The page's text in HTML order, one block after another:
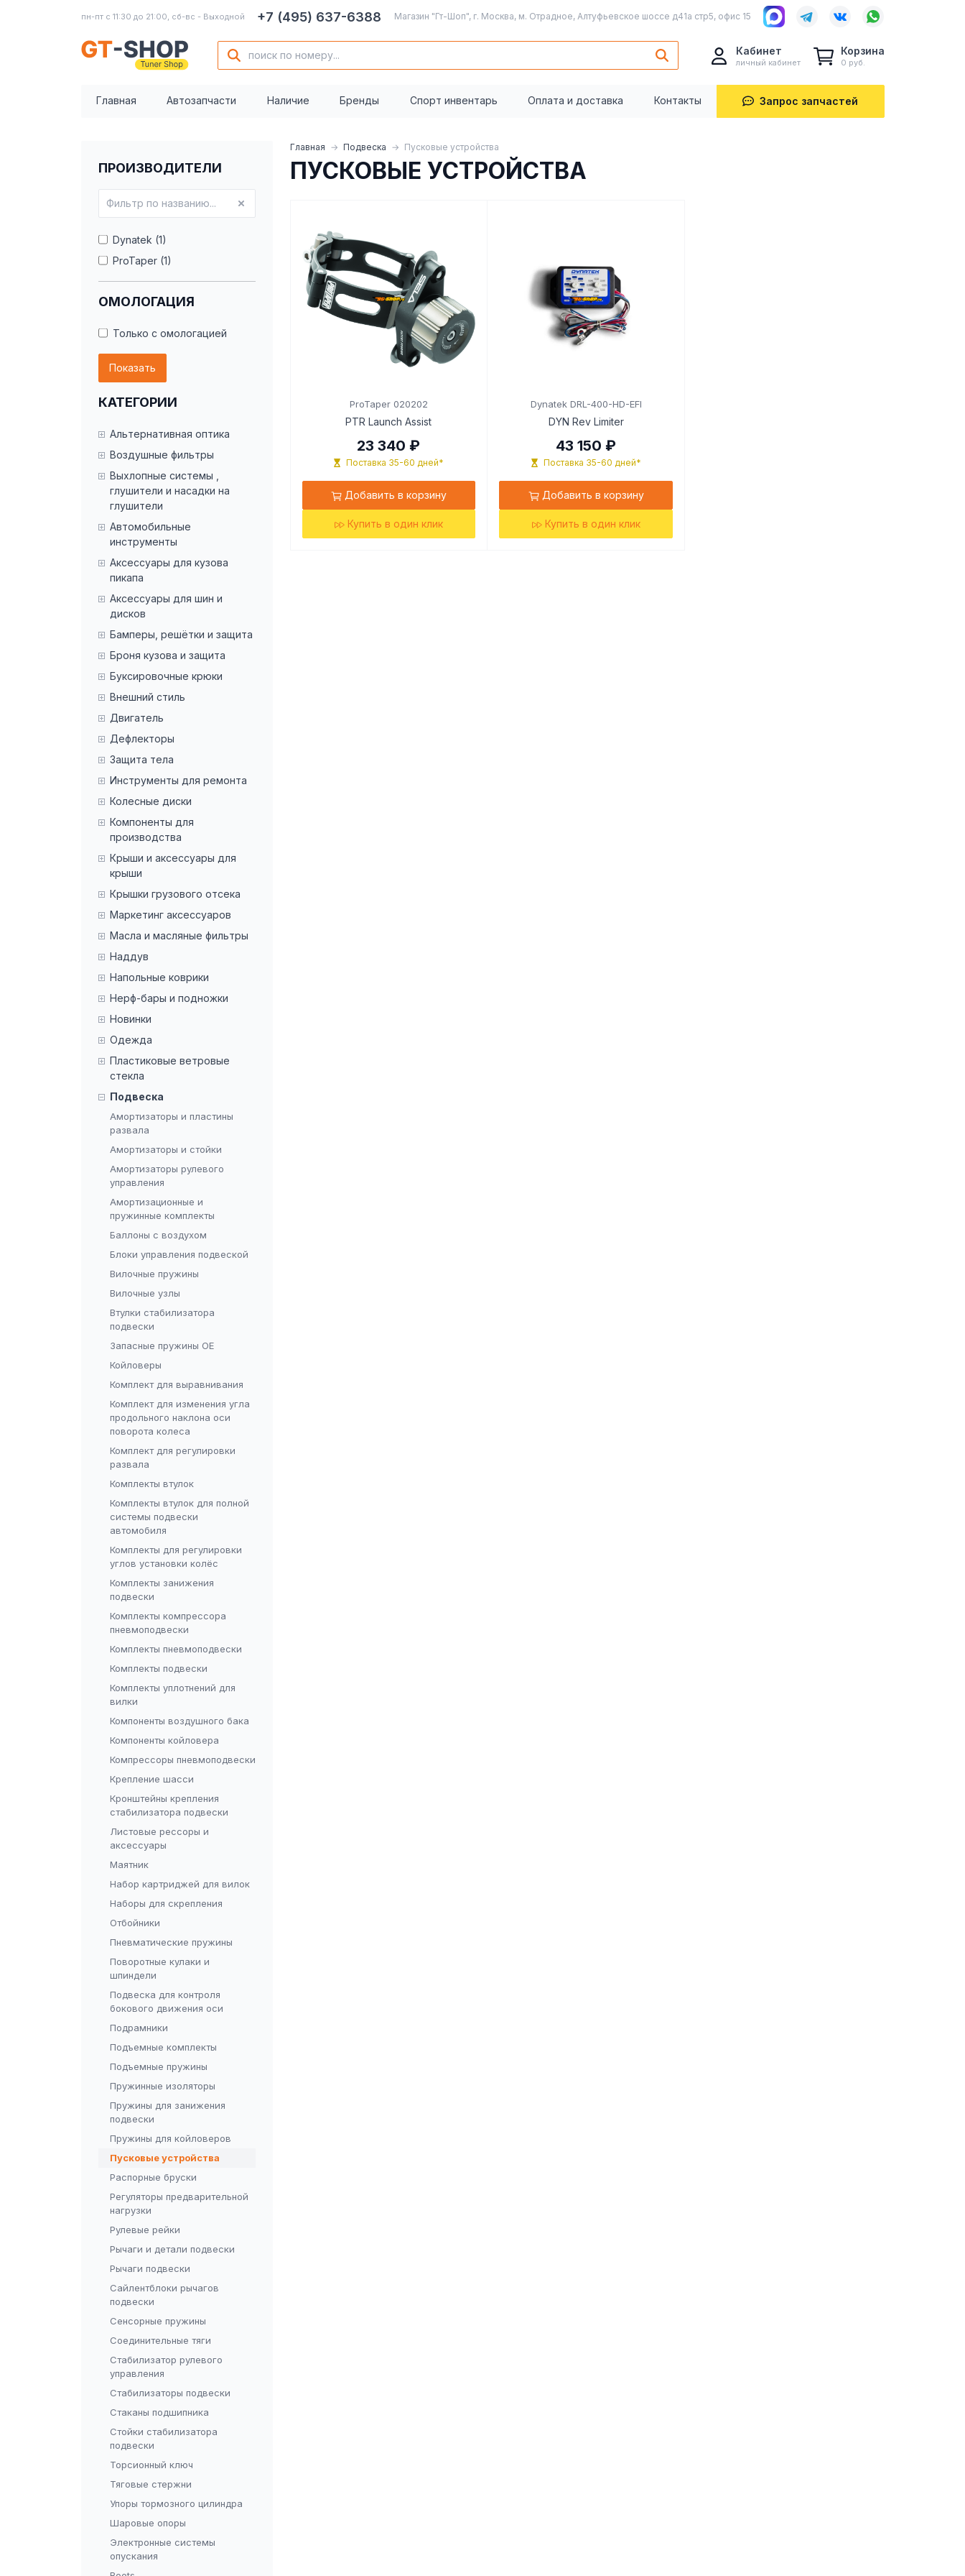
пн-пт с 11:30 до 21:00, сб-вс - Выходной +7 (495) 637-6388 Магазин "Гт-Шоп", г. Москва, м. Отрадное, Алтуфьевское шоссе д41а стр5, офис 15
Кабинет
личный кабинет
Корзина
0 руб.
Главная Автозапчасти Наличие Бренды Спорт инвентарь Оплата и доставка Контакты Запрос запчастей
ПРОИЗВОДИТЕЛИ
Dynatek (1)
ProTaper (1)
ОМОЛОГАЦИЯ
Только с омологацией
Показать
КАТЕГОРИИ
Альтернативная оптика
Воздушные фильтры
Выхлопные системы ,
глушители и насадки на
глушители
Автомобильные
инструменты
Аксессуары для кузова
пикапа
Аксессуары для шин и
дисков
Бамперы, решётки и защита
Броня кузова и защита
Буксировочные крюки
Внешний стиль
Двигатель
Дефлекторы
Защита тела
Инструменты для ремонта
Колесные диски
Компоненты для
производства
Крыши и аксессуары для
крыши
Крышки грузового отсека
Маркетинг аксессуаров
Масла и масляные фильтры
Наддув
Напольные коврики
Нерф-бары и подножки
Новинки
Одежда
Пластиковые ветровые
стекла
Подвеска
Амортизаторы и пластины
развала
Амортизаторы и стойки
Амортизаторы рулевого
управления
Амортизационные и
пружинные комплекты
Баллоны с воздухом
Блоки управления подвеской
Вилочные пружины
Вилочные узлы
Втулки стабилизатора
подвески
Запасные пружины OE
Койловеры
Комплект для выравнивания
Комплект для изменения угла
продольного наклона оси
поворота колеса
Комплект для регулировки
развала
Комплекты втулок
Комплекты втулок для полной
системы подвески
автомобиля
Комплекты для регулировки
углов установки колёс
Комплекты занижения
подвески
Комплекты компрессора
пневмоподвески
Комплекты пневмоподвески
Комплекты подвески
Комплекты уплотнений для
вилки
Компоненты воздушного бака
Компоненты койловера
Компрессоры пневмоподвески
Крепление шасси
Кронштейны крепления
стабилизатора подвески
Листовые рессоры и
аксессуары
Маятник
Набор картриджей для вилок
Наборы для скрепления
Отбойники
Пневматические пружины
Поворотные кулаки и
шпиндели
Подвеска для контроля
бокового движения оси
Подрамники
Подъемные комплекты
Подъемные пружины
Пружинные изоляторы
Пружины для занижения
подвески
Пружины для койловеров
Пусковые устройства
Распорные бруски
Регуляторы предварительной
нагрузки
Рулевые рейки
Рычаги и детали подвески
Рычаги подвески
Сайлентблоки рычагов
подвески
Сенсорные пружины
Соединительные тяги
Стабилизатор рулевого
управления
Стабилизаторы подвески
Стаканы подшипника
Стойки стабилизатора
подвески
Торсионный ключ
Тяговые стержни
Упоры тормозного цилиндра
Шаровые опоры
Электронные системы
опускания
Главная Подвеска Пусковые устройства
ПУСКОВЫЕ УСТРОЙСТВА
ProTaper 020202
PTR Launch Assist
23 340 ₽
Поставка 35-60 дней*
Добавить в корзину
Купить в один клик
Dynatek DRL-400-HD-EFI
DYN Rev Limiter
43 150 ₽
Поставка 35-60 дней*
Добавить в корзину
Купить в один клик